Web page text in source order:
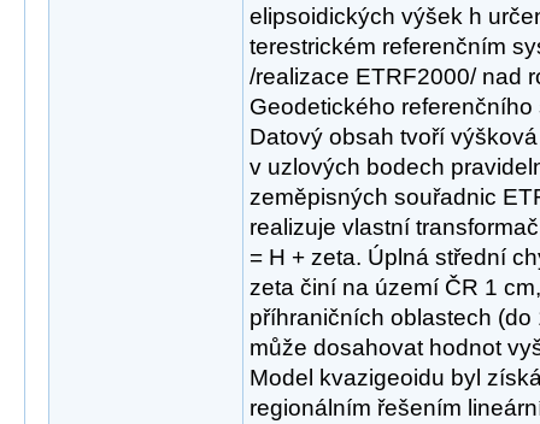
elipsoidických výšek h
terestrickém referenčním
/realizace ETRF2000/ nad
Geodetického
Datový obsah tvoří
v uzlových bodech
zeměpisných souřadnic
realizuje vlastní
= H + zeta. Úplná střední
zeta činí na území ČR 1
příhraničních oblastech
může dosahovat hodnot
Model kvazigeoidu byl
regionálním řešením